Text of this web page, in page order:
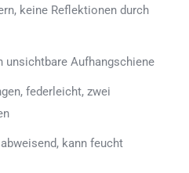
keine Reflektionen durch
unsichtbare Aufhangschiene
federleicht, zwei
kann feucht